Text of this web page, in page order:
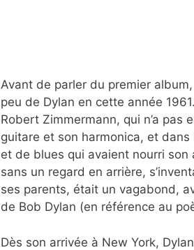
Avant de parler du premier
peu de Dylan en cette année
Robert Zimmermann, qui n’a pas
guitare et son harmonica, et
et de blues qui avaient nourri son
sans un regard en arrière,
ses parents, était un vagabond,
de Bob Dylan (en référence au
Dès son arrivée à New York,